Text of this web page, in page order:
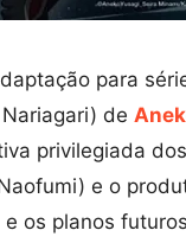
para
de
privilegiada
e o
os planos